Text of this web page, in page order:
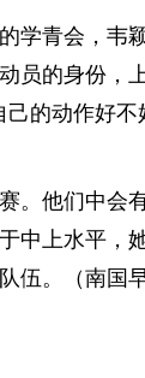
学青会，韦
员的身份，
的动作好
。他们中会
中上水平，
伍。（南国